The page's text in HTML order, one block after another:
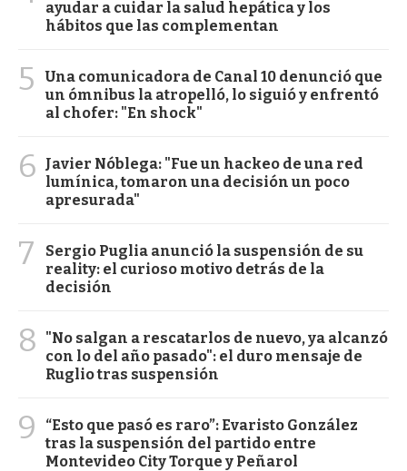
ayudar a cuidar la salud hepática y los
hábitos que las complementan
5
Una comunicadora de Canal 10 denunció que
un ómnibus la atropelló, lo siguió y enfrentó
al chofer: "En shock"
6
Javier Nóblega: "Fue un hackeo de una red
lumínica, tomaron una decisión un poco
apresurada"
7
Sergio Puglia anunció la suspensión de su
reality: el curioso motivo detrás de la
decisión
8
"No salgan a rescatarlos de nuevo, ya alcanzó
con lo del año pasado": el duro mensaje de
Ruglio tras suspensión
9
“Esto que pasó es raro”: Evaristo González
tras la suspensión del partido entre
Montevideo City Torque y Peñarol